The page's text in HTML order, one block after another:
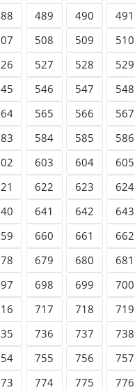
489 490 491
508 509 510
527 528 529
546 547 548
565 566 567
584 585 586
603 604 605
622 623 624
641 642 643
660 661 662
679 680 681
698 699 700
717 718 719
736 737 738
755 756 757
774 775 776